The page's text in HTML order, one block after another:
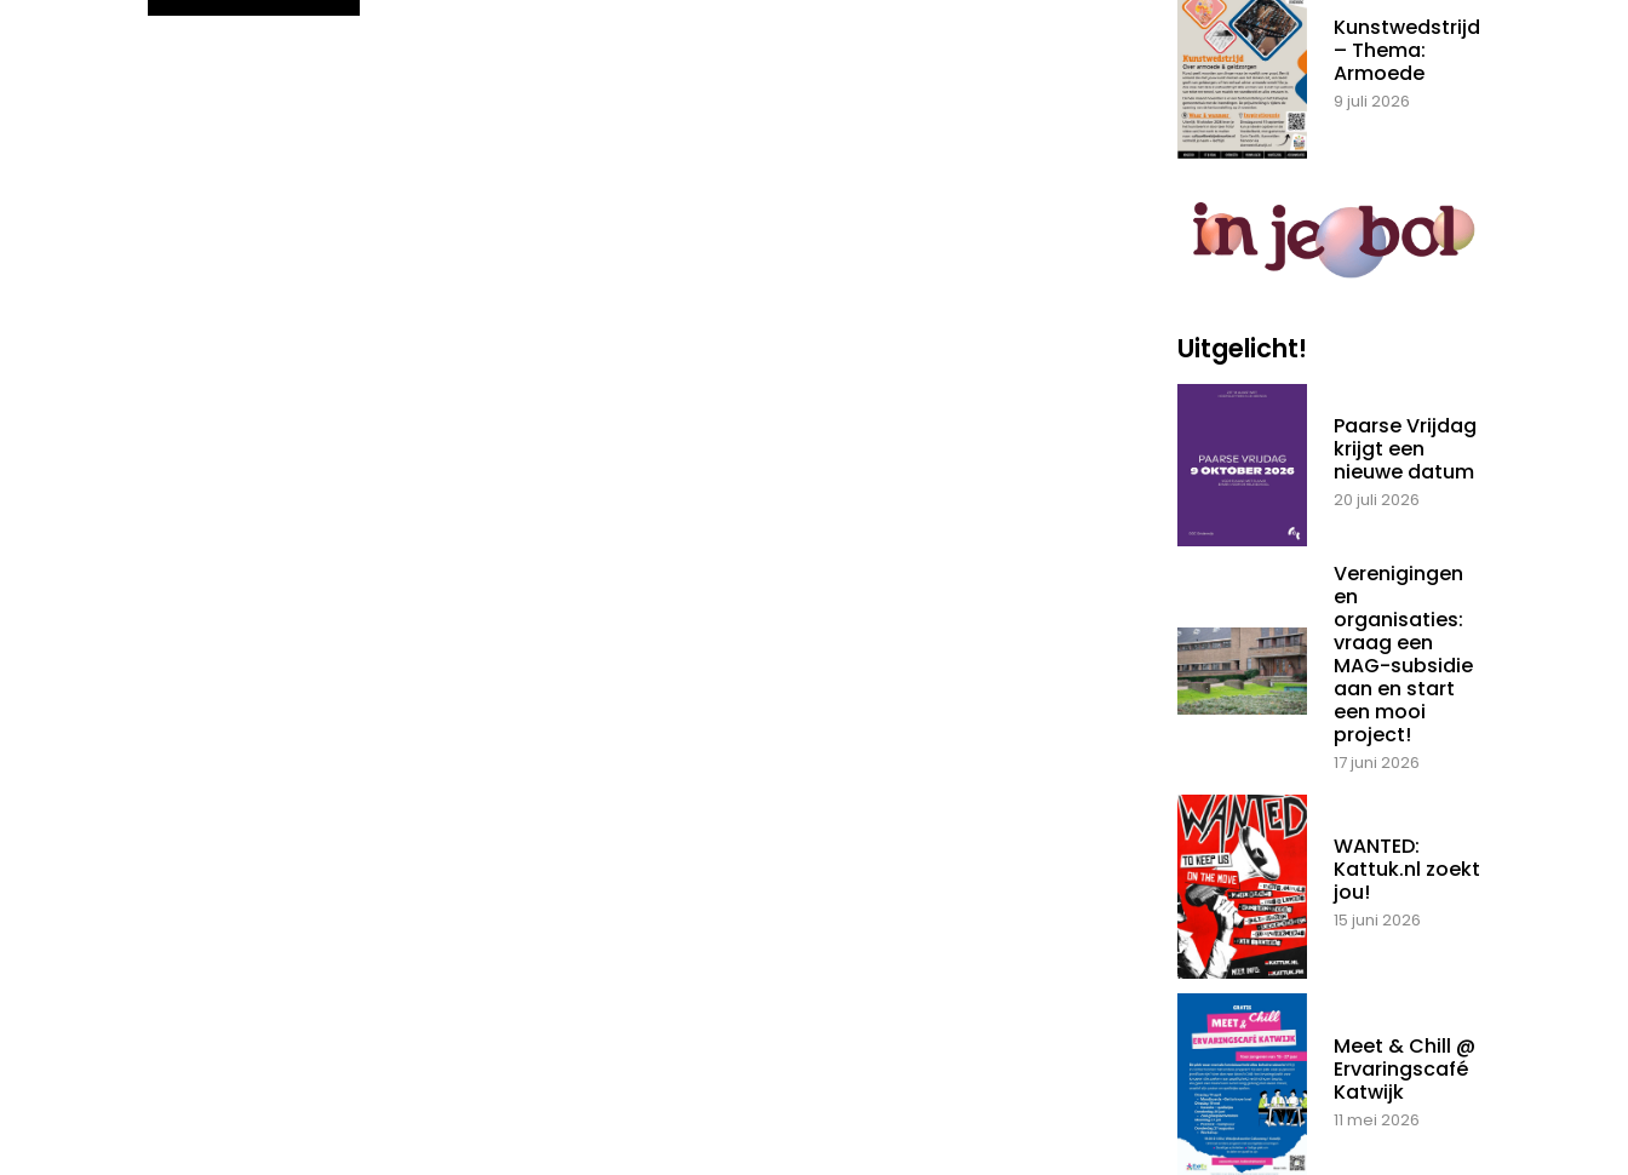
Kunstwedstrijd
– Thema:
Armoede
9 juli 2026
Uitgelicht!
Paarse Vrijdag
krijgt een
nieuwe datum
20 juli 2026
Verenigingen
en
organisaties:
vraag een
MAG-subsidie
aan en start
een mooi
project!
17 juni 2026
WANTED:
Kattuk.nl zoekt
jou!
15 juni 2026
Meet & Chill @
Ervaringscafé
Katwijk
11 mei 2026